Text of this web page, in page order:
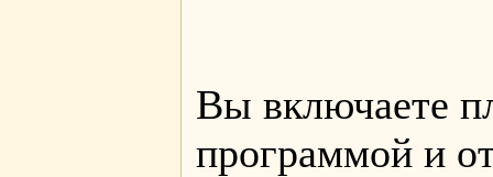
Вы включаете
программой и